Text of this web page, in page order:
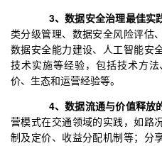
3、数据安全治理最佳实
类分级管理、数据安全风险评估
数据安全能力建设、人工智能安
技术实施等经验，包括技术方
价、生态和运营经验等。
4、数据流通与价值释放
营模式在交通领域的实践，如路
制及定价、收益分配机制等；分